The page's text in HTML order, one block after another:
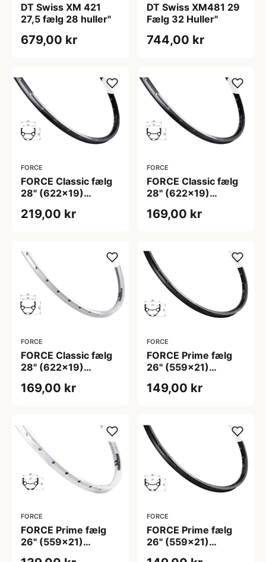
DT Swiss XM 421
27,5 fælg 28 huller"
679,00 kr
DT Swiss XM481 29
Fælg 32 Huller"
744,00 kr
FORCE
FORCE Classic fælg
28" (622x19)
huller - Fælgbremse
219,00 kr
FORCE
FORCE Classic fælg
28" (622x19)
huller - Fælgbremse
169,00 kr
FORCE
FORCE Classic fælg
28" (622x19)
huller - Fælgbremse
169,00 kr
FORCE
FORCE Prime fælg
26" (559x21)
huller - Fælgbremse
149,00 kr
FORCE
FORCE Prime fælg
26" (559x21)
FORCE
FORCE Prime fælg
26" (559x21)